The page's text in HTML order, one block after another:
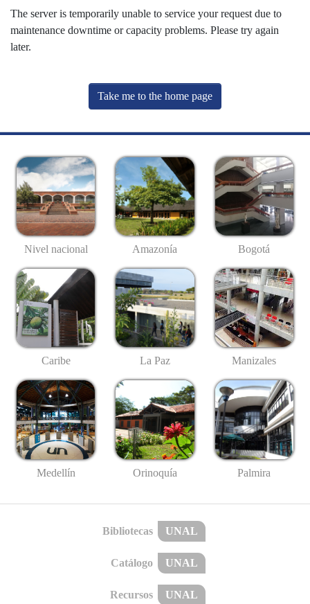
The server is temporarily unable to service your request due to
maintenance downtime or capacity problems. Please try again
later.
Take me to the home page
Nivel nacional Amazonía Bogotá
Caribe La Paz Manizales
Medellín Orinoquía Palmira
Bibliotecas UNAL
Catálogo UNAL
Recursos UNAL